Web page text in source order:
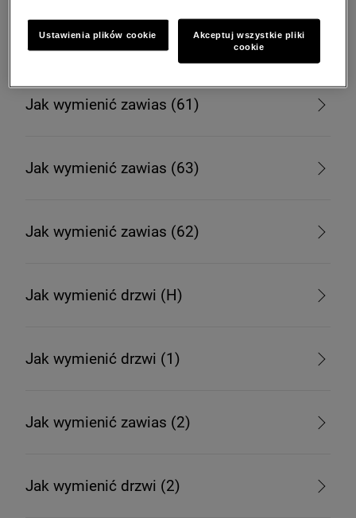
Jak wymienić zawias (64)
Jak wymienić zawias (61)
Jak wymienić zawias (63)
Jak wymienić zawias (62)
Jak wymienić drzwi (H)
Jak wymienić drzwi (1)
Jak wymienić zawias (2)
Jak wymienić drzwi (2)
Ustawienia plików cookie
Akceptuj wszystkie pliki
cookie